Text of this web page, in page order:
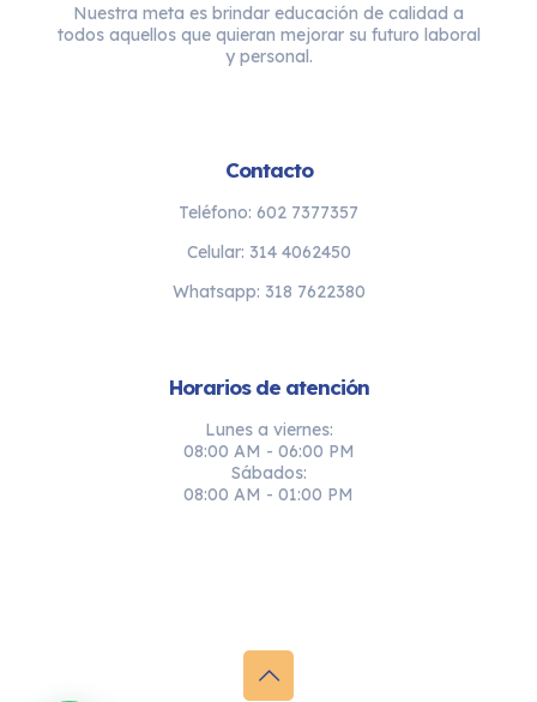
Nuestra meta es brindar educación de calidad a
todos aquellos que quieran mejorar su futuro laboral
y personal.
Contacto
Teléfono: 602 7377357
Celular: 314 4062450
Whatsapp: 318 7622380
Horarios de atención
Lunes a viernes:
08:00 AM - 06:00 PM
Sábados:
08:00 AM - 01:00 PM